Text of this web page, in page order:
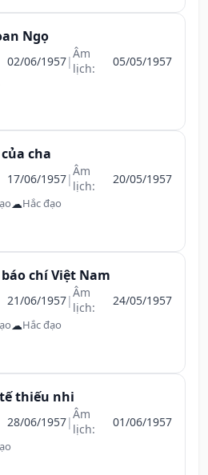
Ngọ
02/06/1957|Âm
lịch:
05/05/1957
cha
17/06/1957|Âm
lịch:
20/05/1957
☁Hắc đạo
chí Việt Nam
21/06/1957|Âm
lịch:
24/05/1957
☁Hắc đạo
thiếu nhi
28/06/1957|Âm
lịch:
01/06/1957